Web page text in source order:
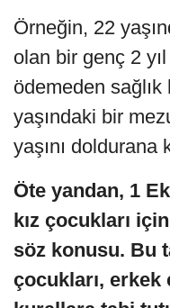
Örneğin, 22
olan bir genç 2
ödemeden
yaşındaki bir
yaşını
Öte yandan, 1
kız çocukları
söz konusu. Bu
çocukları, erkek